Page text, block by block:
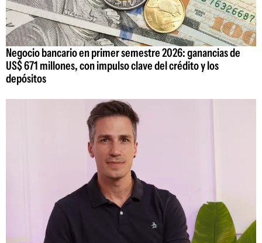
Negocio bancario en primer semestre 2026: ganancias de
US$ 671 millones, con impulso clave del crédito y los
depósitos